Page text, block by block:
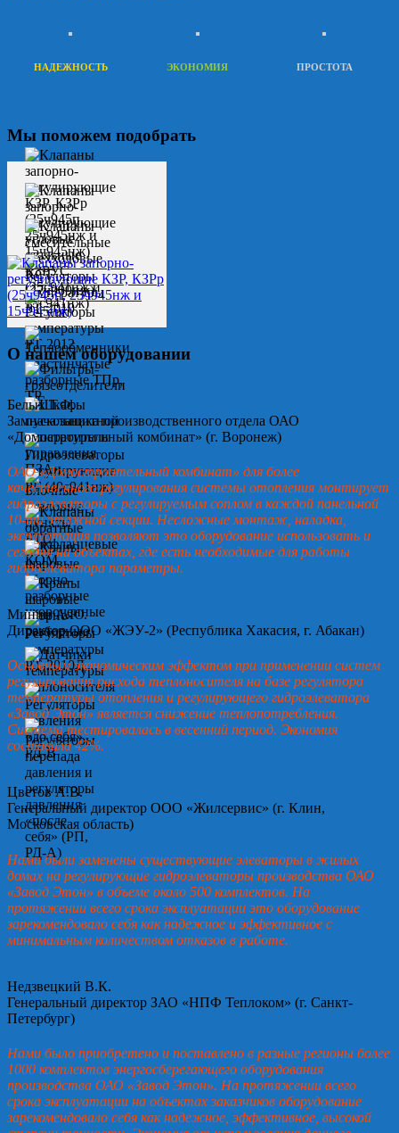
НАДЕЖНОСТЬ ЭКОНОМИЯ ПРОСТОТА
Мы поможем подобрать
О нашем оборудовании
Белых Т.Ф.
Замначальника производственного отдела ОАО
«Домостроительный комбинат» (г. Воронеж)
ОАО «Домостроительный комбинат» для более
качественного регулирования системы отопления монтирует
гидроэлеваторы с регулируемым соплом в каждой панельной
10-ти этажной секции. Несложные монтаж, наладка,
эксплуатация позволяют это оборудование использовать и
сегодня на объектах, где есть необходимые для работы
гидроэлеватора параметры.
Минин А.Ю.
Директор ООО «ЖЭУ-2» (Республика Хакасия, г. Абакан)
Основным экономическим эффектом при применении систем
регулирования расхода теплоносителя на базе регулятора
температуры отопления и регулирующего гидроэлеватора
«Завод Этон» является снижение теплопотребления.
Система тестировалась в весенний период. Экономия
составила 42%.
Цветов А.В.
Генеральный директор ООО «Жилсервис» (г. Клин,
Московская область)
Нами были заменены существующие элеваторы в жилых
домах на регулирующие гидроэлеваторы производства ОАО
«Завод Этон» в объеме около 500 комплектов. На
протяжении всего срока эксплуатации это оборудование
зарекомендовало себя как надежное и эффективное с
минимальным количеством отказов в работе.
Недзвецкий В.К.
Генеральный директор ЗАО «НПФ Теплоком» (г. Санкт-
Петербург)
Нами было приобретено и поставлено в разные регионы более
1000 комплектов энергосберегающего оборудования
производства ОАО «Завод Этон». На протяжении всего
срока эксплуатации на объектах заказчиков оборудование
зарекомендовало себя как надежное, эффективное, высокой